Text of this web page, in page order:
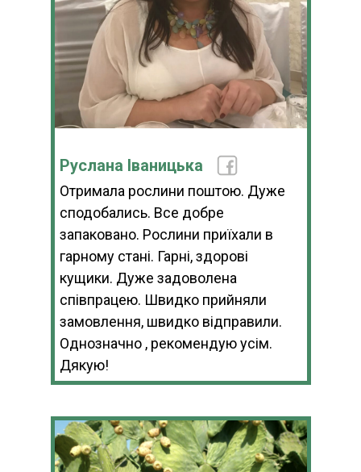
Руслана Іваницька
Отримала рослини поштою. Дуже
сподобались. Все добре
запаковано. Рослини приїхали в
гарному стані. Гарні, здорові
кущики. Дуже задоволена
співпрацею. Швидко прийняли
замовлення, швидко відправили.
Однозначно , рекомендую усім.
Дякую!